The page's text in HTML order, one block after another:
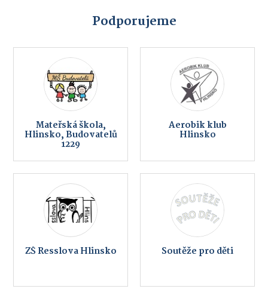
Podporujeme
Mateřská škola,
Hlinsko, Budovatelů
1229
Aerobik klub
Hlinsko
ZŠ Resslova Hlinsko Soutěže pro děti